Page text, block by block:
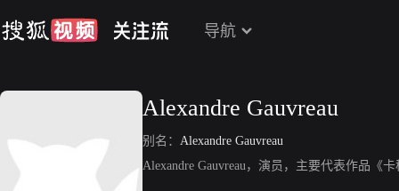
导航
Alexandre Gauvreau
别名： Alexandre Gauvreau
Alexandre Gauvreau，演员，主要代表作品《